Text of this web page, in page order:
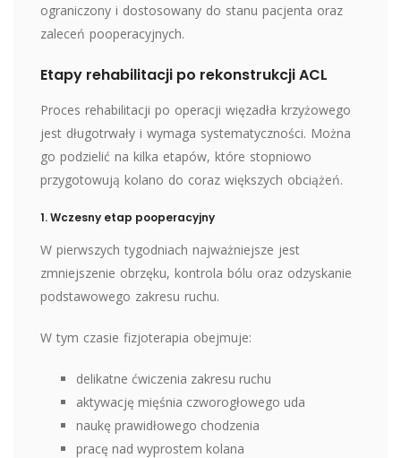
ograniczony i dostosowany do stanu pacjenta oraz
zaleceń pooperacyjnych.
Etapy rehabilitacji po rekonstrukcji ACL
Proces rehabilitacji po operacji więzadła krzyżowego
jest długotrwały i wymaga systematyczności. Można
go podzielić na kilka etapów, które stopniowo
przygotowują kolano do coraz większych obciążeń.
1. Wczesny etap pooperacyjny
W pierwszych tygodniach najważniejsze jest
zmniejszenie obrzęku, kontrola bólu oraz odzyskanie
podstawowego zakresu ruchu.
W tym czasie fizjoterapia obejmuje:
delikatne ćwiczenia zakresu ruchu
aktywację mięśnia czworogłowego uda
naukę prawidłowego chodzenia
pracę nad wyprostem kolana